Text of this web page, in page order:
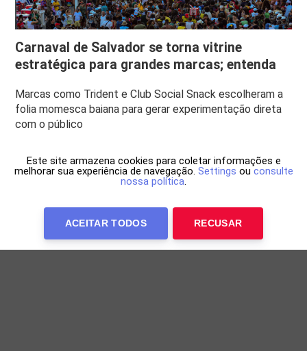
Carnaval de Salvador se torna vitrine
estratégica para grandes marcas; entenda
Marcas como Trident e Club Social Snack escolheram a
folia momesca baiana para gerar experimentação direta
com o público
Este site armazena cookies para coletar informações e
melhorar sua experiência de navegação. Settings ou consulte
nossa política.
ACEITAR TODOS RECUSAR